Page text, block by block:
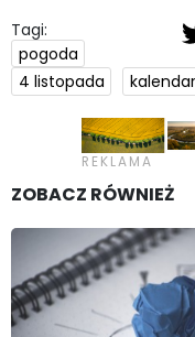
Tagi:
pogoda
4 listopada
ZOBACZ RÓWNIEŻ